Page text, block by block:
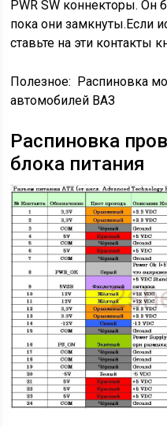
PWR SW коннекторы. Он
пока они замкнуты.Если
ставьте на эти контакты
Полезное: Распиновка
автомобилей ВАЗ
Распиновка
блока питания